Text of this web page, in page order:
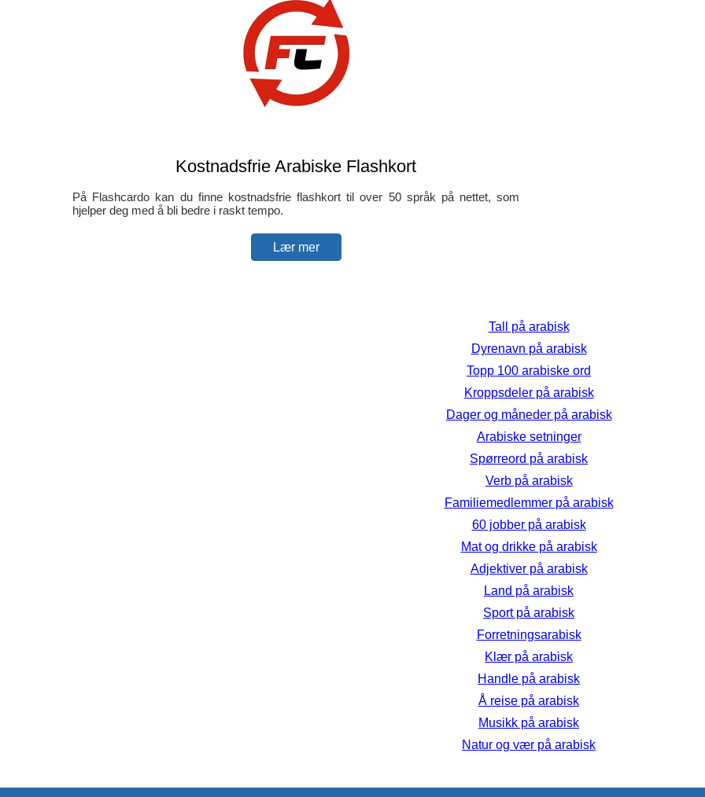
Kostnadsfrie Arabiske Flashkort
På Flashcardo kan du finne kostnadsfrie flashkort til over 50 språk på nettet, som
hjelper deg med å bli bedre i raskt tempo.
Lær mer
Tall på arabisk
Dyrenavn på arabisk
Topp 100 arabiske ord
Kroppsdeler på arabisk
Dager og måneder på arabisk
Arabiske setninger
Spørreord på arabisk
Verb på arabisk
Familiemedlemmer på arabisk
60 jobber på arabisk
Mat og drikke på arabisk
Adjektiver på arabisk
Land på arabisk
Sport på arabisk
Forretningsarabisk
Klær på arabisk
Handle på arabisk
Å reise på arabisk
Musikk på arabisk
Natur og vær på arabisk